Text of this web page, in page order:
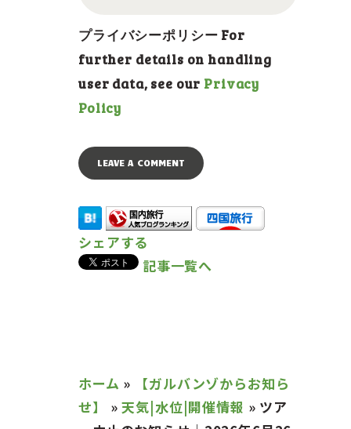
プライバシーポリシー For
further details on handling
user data, see our Privacy
Policy
シェアする
記事一覧へ
ホーム »
【ガルバンゾからお知ら
せ】
» 天気|水位|開催情報 » ツア